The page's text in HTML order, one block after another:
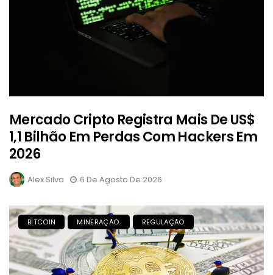
Mercado Cripto Registra Mais De US$
1,1 Bilhão Em Perdas Com Hackers Em
2026
Alex Silva 6 De Agosto De 2026
BITCOIN MINERAÇÃO. REGULAÇÃO